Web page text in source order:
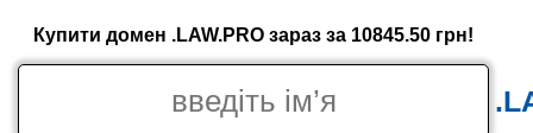
Купити домен .LAW.PRO зараз за 10845.50 грн!